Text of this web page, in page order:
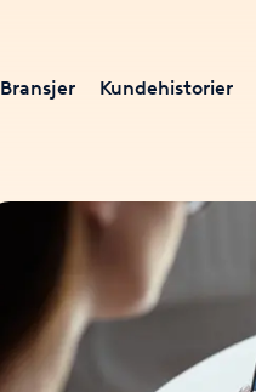
Bransjer Kundehistorier